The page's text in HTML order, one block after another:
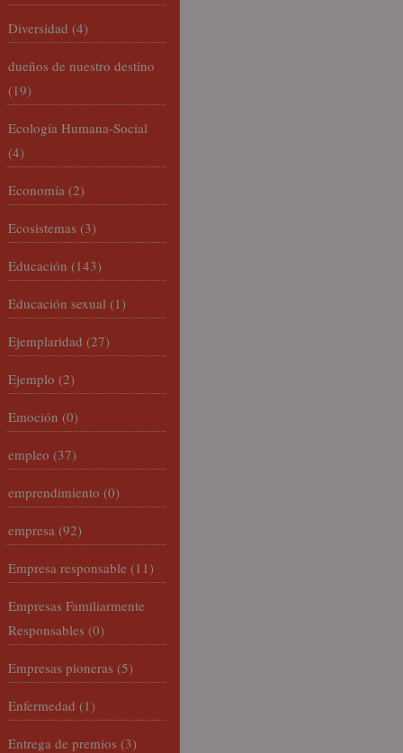
Diversidad (4)
dueños de nuestro destino
(19)
Ecología Humana-Social
(4)
Economía (2)
Ecosistemas (3)
Educación (143)
Educación sexual (1)
Ejemplaridad (27)
Ejemplo (2)
Emoción (0)
empleo (37)
emprendimiento (0)
empresa (92)
Empresa responsable (11)
Empresas Familiarmente
Responsables (0)
Empresas pioneras (5)
Enfermedad (1)
Entrega de premios (3)